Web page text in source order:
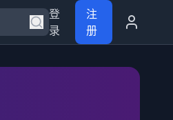
登
录
注
册